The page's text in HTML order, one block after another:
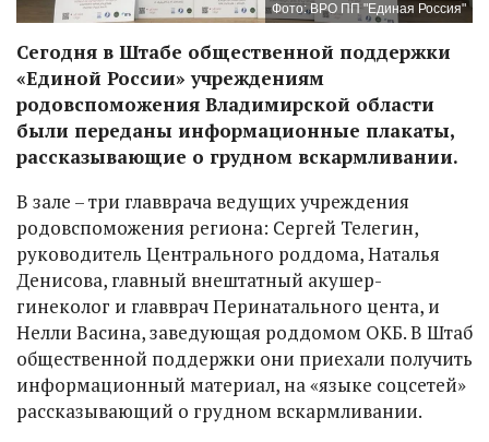
Фото: ВРО ПП "Единая Россия"
Сегодня в Штабе общественной поддержки
«Единой России» учреждениям
родовспоможения Владимирской области
были переданы информационные плакаты,
рассказывающие о грудном вскармливании.
В зале – три главврача ведущих учреждения
родовспоможения региона: Сергей Телегин,
руководитель Центрального роддома, Наталья
Денисова, главный внештатный акушер-
гинеколог и главврач Перинатального цента, и
Нелли Васина, заведующая роддомом ОКБ. В Штаб
общественной поддержки они приехали получить
информационный материал, на «языке соцсетей»
рассказывающий о грудном вскармливании.